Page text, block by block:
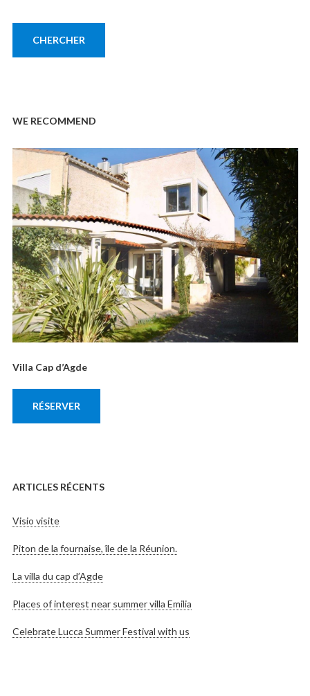
WE RECOMMEND
Villa Cap d’Agde
RÉSERVER
ARTICLES RÉCENTS
Visio visite
Piton de la fournaise, île de la Réunion.
La villa du cap d’Agde
Places of interest near summer villa Emilia
Celebrate Lucca Summer Festival with us